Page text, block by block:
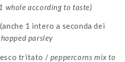
whole according to taste)
1 intero a seconda dei
parsley
tritato / peppercorns mix to